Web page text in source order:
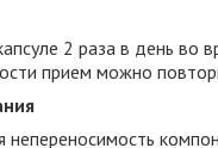
2 раза в день во
прием можно
непереносимость